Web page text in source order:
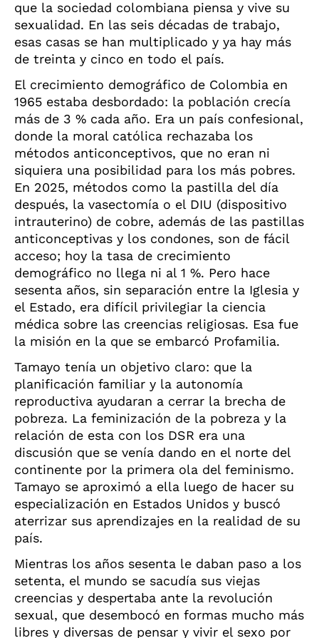
que la sociedad colombiana piensa y vive su
sexualidad. En las seis décadas de trabajo,
esas casas se han multiplicado y ya hay más
de treinta y cinco en todo el país.
El crecimiento demográfico de Colombia en
1965 estaba desbordado: la población crecía
más de 3 % cada año. Era un país confesional,
donde la moral católica rechazaba los
métodos anticonceptivos, que no eran ni
siquiera una posibilidad para los más pobres.
En 2025, métodos como la pastilla del día
después, la vasectomía o el DIU (dispositivo
intrauterino) de cobre, además de las pastillas
anticonceptivas y los condones, son de fácil
acceso; hoy la tasa de crecimiento
demográfico no llega ni al 1 %. Pero hace
sesenta años, sin separación entre la Iglesia y
el Estado, era difícil privilegiar la ciencia
médica sobre las creencias religiosas. Esa fue
la misión en la que se embarcó Profamilia.
Tamayo tenía un objetivo claro: que la
planificación familiar y la autonomía
reproductiva ayudaran a cerrar la brecha de
pobreza. La feminización de la pobreza y la
relación de esta con los DSR era una
discusión que se venía dando en el norte del
continente por la primera ola del feminismo.
Tamayo se aproximó a ella luego de hacer su
especialización en Estados Unidos y buscó
aterrizar sus aprendizajes en la realidad de su
país.
Mientras los años sesenta le daban paso a los
setenta, el mundo se sacudía sus viejas
creencias y despertaba ante la revolución
sexual, que desembocó en formas mucho más
libres y diversas de pensar y vivir el sexo por